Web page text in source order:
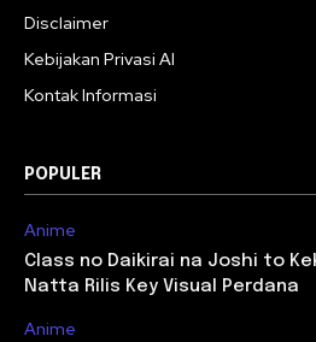
Disclaimer
Kebijakan Privasi AI
Kontak Informasi
POPULER
Anime
Class no Daikirai na Joshi to
Natta Rilis Key Visual Perdana
Anime